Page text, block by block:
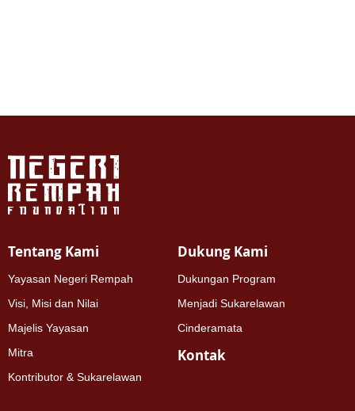
Tentang Kami
Yayasan Negeri Rempah
Visi, Misi dan Nilai
Majelis Yayasan
Mitra
Kontributor & Sukarelawan
Dukung Kami
Dukungan Program
Menjadi Sukarelawan
Cinderamata
Kontak